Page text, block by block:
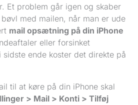
Et problem går igen og skaber
med mailen, når man er ude
mail opsætning på din iPhone
eller forsinket
sidste ende koster det direkte på
til at køre på din iPhone skal
> Mail > Konti > Tilføj